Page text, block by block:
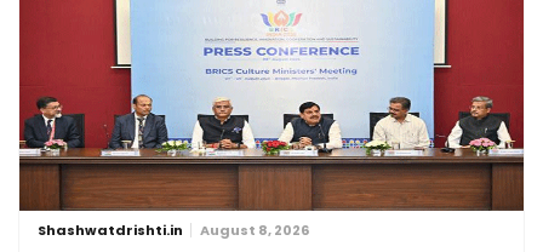
Shashwatdrishti.in August 8, 2026